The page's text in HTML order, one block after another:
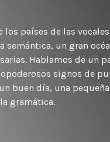
países de las
semántica, un gran
Hablamos de un
signos de
buen día, una
gramática.